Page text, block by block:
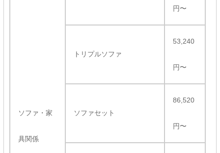
ソファ・家
具関係
円〜
トリプルソファ
53,240
円〜
ソファセット
86,520
円〜